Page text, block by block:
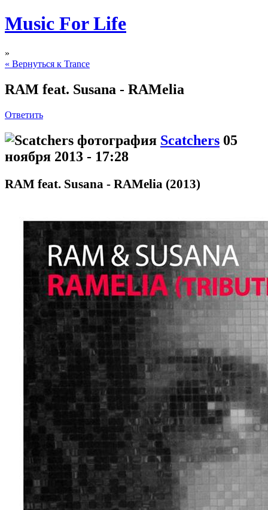
Music For Life
»
« Вернуться к Trance
RAM feat. Susana - RAMelia
Ответить
Scatchers 05
ноября 2013 - 17:28
RAM feat. Susana - RAMelia (2013)